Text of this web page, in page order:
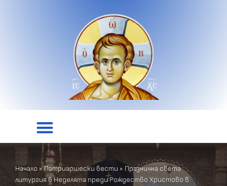
Начало »Патриаршески вести » Празнична света
литургия в Неделята преди Рождество Христово в